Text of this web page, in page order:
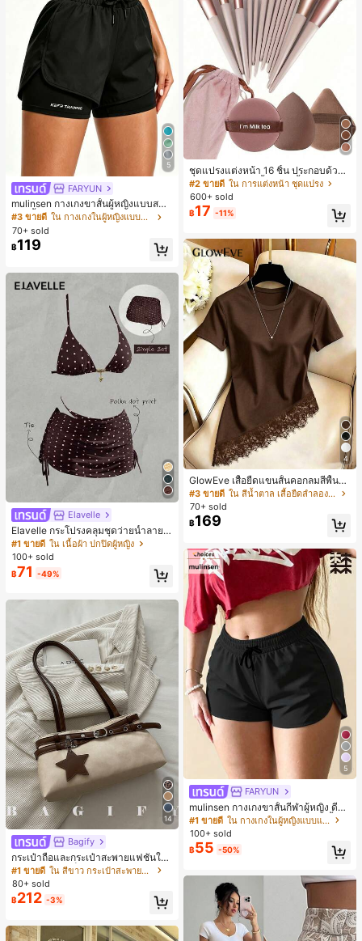
5
FARYUN
mulinsen กางเกงขาสั้นผู้หญิงแบบสบา
ยๆ สีพื้น หลวม อเนกประสงค์ กางเกงขา
สั้นกีฬา 2-In-1 สำหรับวิ่ง ฟิตเนส และก
ารฝึกซ้อมกีฬาในฤดูร้อน
#3 ขายดี
ใน กางเกงในผู้หญิงแบบแอคทีฟ
70+ sold
฿119
Elavelle
Elavelle กระโปรงคลุมชุดว่ายน้ำลายจุ
ดสำหรับผู้หญิง, กระโปรงคลุมชุดว่าย
น้ำสีน้ำตาลสำหรับเทศกาลฤดูใบไม้ผลิ/
ฤดูร้อน
#1 ขายดี ใน เนื้อผ้า ปกปิดผู้หญิง
100+ sold
฿71 -49%
14
Bagify
กระเป๋าถือและกระเป๋าสะพายแฟชั่นให
ม่ ตกแต่งด้วยเข็มขัด เหมาะสำหรับงาน
ปาร์ตี้ การรวมตัว การออกไปข้างนอก ก
ารท่องเที่ยว การช้อปปิ้ง และการใช้งาน
ประจำวัน สามารถเก็บเหรียญ โทรศัพท์
านออฟฟิศ นักศึกษามหาวิทยาลัย และ
พนักงานออฟฟิศ กระเป๋าผู้หญิงที่หรูหรา
#1 ขายดี
ใน สีขาว กระเป๋าสะพายผู้หญิง
80+ sold
฿212 -3%
ชุดแปรงแต่งหน้า 16 ชิ้น ประกอบด้วยแ
ปรงแต่งหน้า 13 ชิ้น, ฟองน้ำแต่งหน้ารู
ปหยดน้ำ 1 ชิ้น, แปรงแป้งรองพื้นกลม 1
ชิ้น และฟองน้ำแต่งหน้ารูปสามเหลี่ยม
1 ชิ้น - ชุดคลาสสิก ทำจากขนสังเคราะ
หญิงและเด็กผู้หญิง เหมาะสำหรับฤดูใบ
ไม้ร่วงและฤดูหนาว
#2 ขายดี ใน การแต่งหน้า ชุดแปรง
600+ sold
฿17 -11%
4
GlowEve เสื้อยืดแขนสั้นคอกลมสีพื้นลำ
ลองอเนกประสงค์สำหรับผู้หญิง
#3 ขายดี
ใน สีน้ำตาล เสื้อยืดลำลองพื้นฐาน
70+ sold
฿169
5
FARYUN
mulinsen กางเกงขาสั้นกีฬาผู้หญิง ดีไซ
น์ปลายเปิด เอวยืดหยุ่น กางเกงขาสั้น
ลำลองกีฬาฤดูร้อน ความยาว 3/4
#1 ขายดี
ใน กางเกงในผู้หญิงแบบแอคทีฟ
100+ sold
฿55 -50%